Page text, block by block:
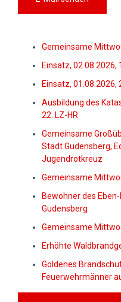
Gemeinsame
Einsatz, 02.08.2026,
Einsatz, 01.08.2026,
Ausbildung des
22. LZ-HR
Gemeinsame
Stadt Gudensberg,
Jugendrotkreuz
Gemeinsame
Bewohner des
Gudensberg
Gemeinsame
Erhöhte
Goldenes
Feuerwehrmänner